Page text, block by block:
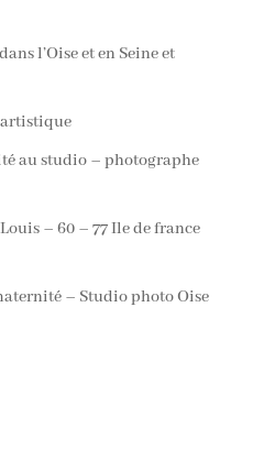
l’Oise et en Seine et
au studio – photographe
– 60 – 77 Ile de france
– Studio photo Oise